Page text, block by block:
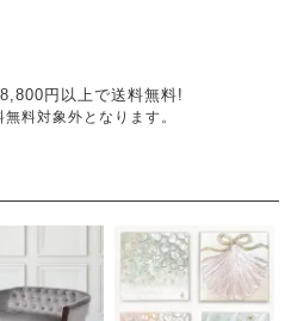
料対象外となります。